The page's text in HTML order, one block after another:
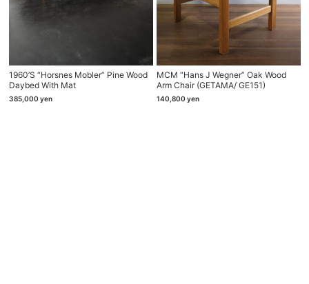
1960’s “Horsnes Mobler” Pine Wood
Daybed With Mat
385,000 yen
MCM “Hans J Wegner” Oak Wood
Arm Chair (GETAMA/ GE151)
140,800 yen